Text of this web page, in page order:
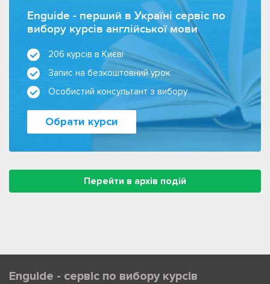
Enguide - перший в Україні сервіс по
вибору курсів англійської мови
206 курсів в Києві
Запис на безкоштовний урок
Особистий консультант з вибору
Обрати курси
Перейти в архів подій
Enguide - сервіс по вибору курсів